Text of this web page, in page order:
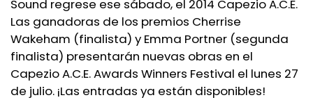
Sound regrese ese sábado, el 2014 Capezio A.C.E.
Las ganadoras de los premios Cherrise
Wakeham (finalista) y Emma Portner (segunda
finalista) presentarán nuevas obras en el
Capezio A.C.E. Awards Winners Festival el lunes 27
de julio. ¡Las entradas ya están disponibles!